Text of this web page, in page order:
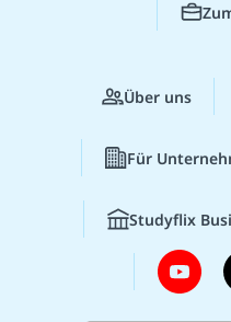
Über uns
Für
Studyflix